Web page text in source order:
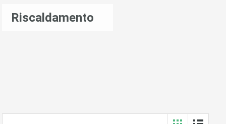
Riscaldamento